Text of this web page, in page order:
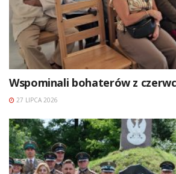
Wspominali bohaterów z
27 LIPCA 2026